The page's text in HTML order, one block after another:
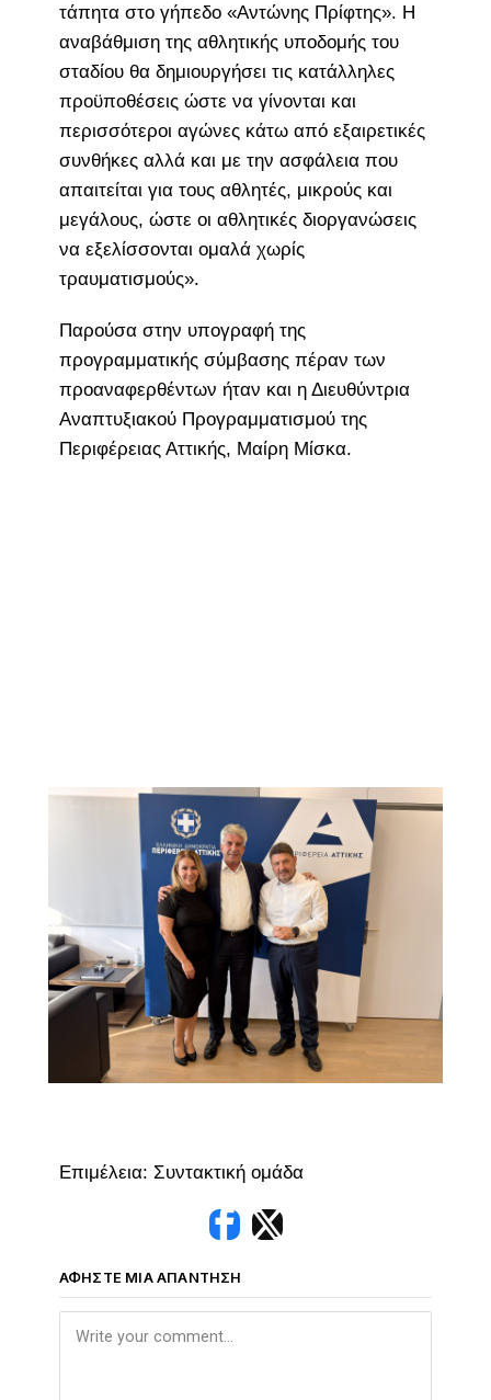
τάπητα στο γήπεδο «Αντώνης Πρίφτης». Η
αναβάθμιση της αθλητικής υποδομής του
σταδίου θα δημιουργήσει τις κατάλληλες
προϋποθέσεις ώστε να γίνονται και
περισσότεροι αγώνες κάτω από εξαιρετικές
συνθήκες αλλά και με την ασφάλεια που
απαιτείται για τους αθλητές, μικρούς και
μεγάλους, ώστε οι αθλητικές διοργανώσεις
να εξελίσσονται ομαλά χωρίς
τραυματισμούς».
Παρούσα στην υπογραφή της
προγραμματικής σύμβασης πέραν των
προαναφερθέντων ήταν και η Διευθύντρια
Αναπτυξιακού Προγραμματισμού της
Περιφέρειας Αττικής, Μαίρη Μίσκα.
Επιμέλεια: Συντακτική ομάδα
ΑΦΉΣΤΕ ΜΙΑ ΑΠΆΝΤΗΣΗ